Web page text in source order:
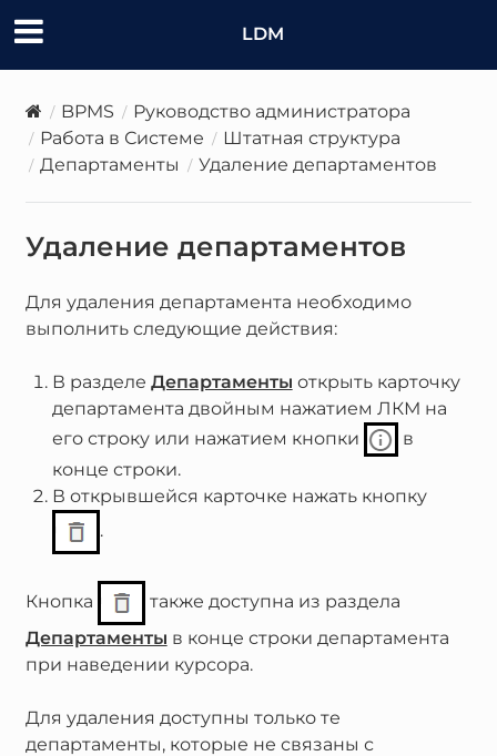
LDM
BPMS
Руководство администратора
Работа в Системе
Штатная структура
Департаменты
Удаление департаментов
Удаление департаментов
Для удаления департамента необходимо
выполнить следующие действия:
В разделе Департаменты открыть карточку
департамента двойным нажатием ЛКМ на
его строку или нажатием кнопки
в
конце строки.
В открывшейся карточке нажать кнопку
.
Кнопка
также доступна из раздела
Департаменты в конце строки департамента
при наведении курсора.
Для удаления доступны только те
департаменты, которые не связаны с